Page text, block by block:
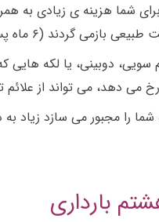
شما هزینه ی زیادی به
صبر کرده و بعد، جراحی لیزر کنید.
سویی، دوبینی، یا لکه
می دهد، می تواند از علائم
ادرار که شما را مجبور می
بارداری